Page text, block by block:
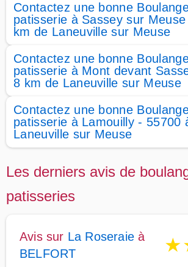
Contactez une bonne
patisserie à Sassey sur
km de Laneuville sur Meuse
Contactez une bonne
patisserie à Mont devant
8 km de Laneuville sur Meuse
Contactez une bonne
patisserie à Lamouilly - 55700
Laneuville sur Meuse
Les derniers avis de
patisseries
Avis sur La Roseraie à
BELFORT
★